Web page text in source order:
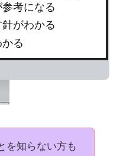
考になる
がわかる
る
を知らない方も